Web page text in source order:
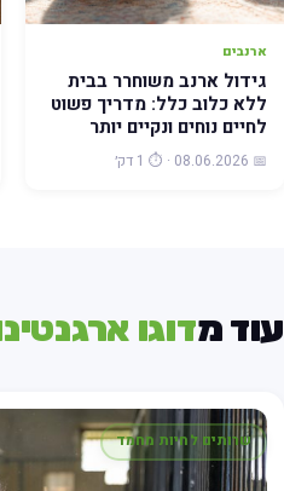
ארנבים
גידול ארנב משוחרר בבית
ללא כלוב כלל: מדריך פשוט
לחיים נוחים ונקיים יותר
📅 08.06.2026 · ⏱️ 1 דק׳
מדוגו ארגנטינו
שרותים לחיות מחמד